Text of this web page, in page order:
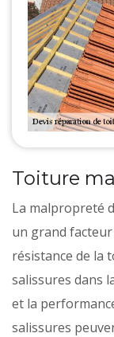
Toiture
La malpropreté
un grand
résistance de la
salissures dans
et la
salissures